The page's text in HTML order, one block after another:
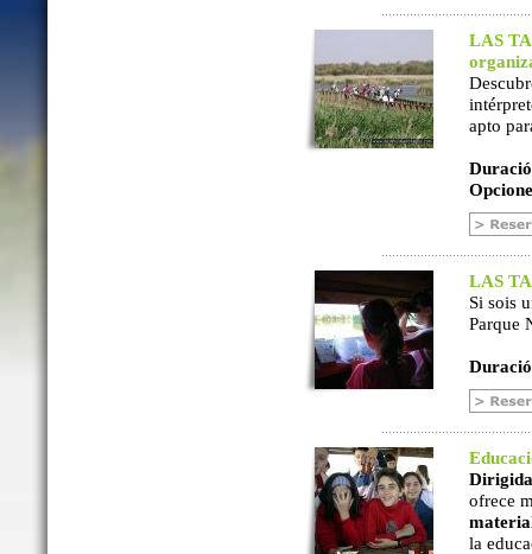
LAS
apto
LAS
Si sois
Parque
ofrece
la